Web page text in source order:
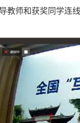
教师和获奖同学连